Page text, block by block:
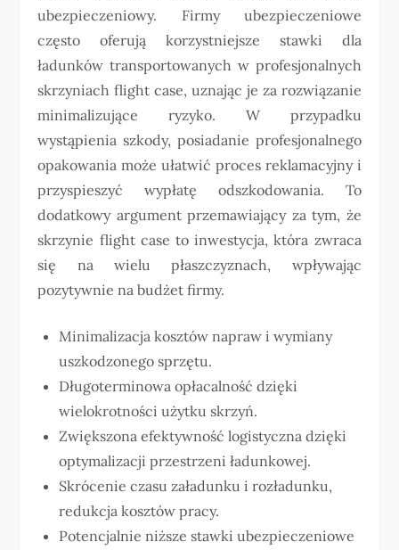
ubezpieczeniowy. Firmy ubezpieczeniowe
często oferują korzystniejsze stawki dla
ładunków transportowanych w profesjonalnych
skrzyniach flight case, uznając je za rozwiązanie
minimalizujące ryzyko. W przypadku
wystąpienia szkody, posiadanie profesjonalnego
opakowania może ułatwić proces reklamacyjny i
przyspieszyć wypłatę odszkodowania. To
dodatkowy argument przemawiający za tym, że
skrzynie flight case to inwestycja, która zwraca
się na wielu płaszczyznach, wpływając
pozytywnie na budżet firmy.
Minimalizacja kosztów napraw i wymiany
uszkodzonego sprzętu.
Długoterminowa opłacalność dzięki
wielokrotności użytku skrzyń.
Zwiększona efektywność logistyczna dzięki
optymalizacji przestrzeni ładunkowej.
Skrócenie czasu załadunku i rozładunku,
redukcja kosztów pracy.
Potencjalnie niższe stawki ubezpieczeniowe